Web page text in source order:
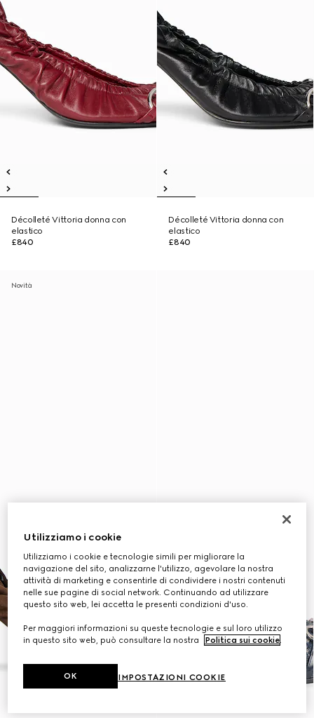
Décolleté Vittoria donna con
elastico
£840
Décolleté Vittoria donna con
elastico
£840
Novità
Utilizziamo i cookie
Utilizziamo i cookie e tecnologie simili per migliorare la
navigazione del sito, analizzarne l'utilizzo, agevolare la nostra
attività di marketing e consentirle di condividere i nostri contenuti
nelle sue pagine di social network. Continuando ad utilizzare
questo sito web, lei accetta le presenti condizioni d'uso.
Per maggiori informazioni su queste tecnologie e sul loro utilizzo
in questo sito web, può consultare la nostra
Politica sui cookie.
IMPOSTAZIONI COOKIE
OK